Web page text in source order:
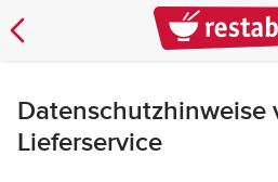
Datenschutzhinweise
Lieferservice